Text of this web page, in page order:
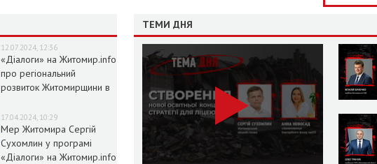
12.07.2024, 12:36
«Діалоги» на Житомир.info
про регіональний
розвиток Житомирщини в
17.04.2024, 10:29
Мер Житомира Сергій
Сухомлин у програмі
«Діалоги» на Житомир.info
ТЕМИ ДНЯ